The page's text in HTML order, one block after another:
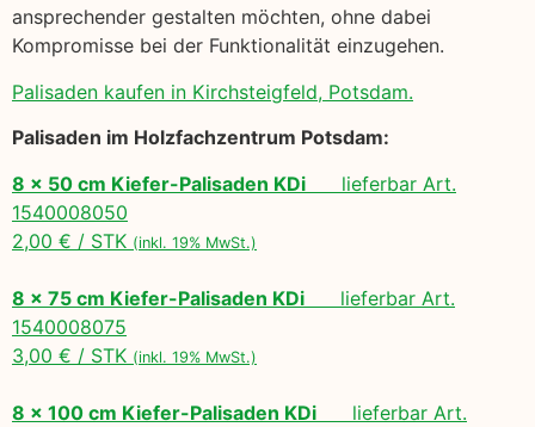
ansprechender gestalten möchten, ohne dabei
Kompromisse bei der Funktionalität einzugehen.
Palisaden kaufen in Kirchsteigfeld, Potsdam.
Palisaden im Holzfachzentrum Potsdam:
8 x 50 cm Kiefer-Palisaden KDi lieferbar Art.
1540008050
2,00 € / STK (inkl. 19% MwSt.)
8 x 75 cm Kiefer-Palisaden KDi lieferbar Art.
1540008075
3,00 € / STK (inkl. 19% MwSt.)
8 x 100 cm Kiefer-Palisaden KDi lieferbar Art.